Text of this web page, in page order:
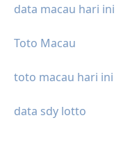
data macau hari ini
Toto Macau
toto macau hari ini
data sdy lotto